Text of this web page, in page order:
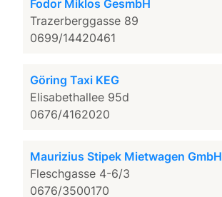
Fodor Miklos GesmbH
Trazerberggasse 89
0699/14420461
Göring Taxi KEG
Elisabethallee 95d
0676/4162020
Maurizius Stipek Mietwagen GmbH
Fleschgasse 4-6/3
0676/3500170